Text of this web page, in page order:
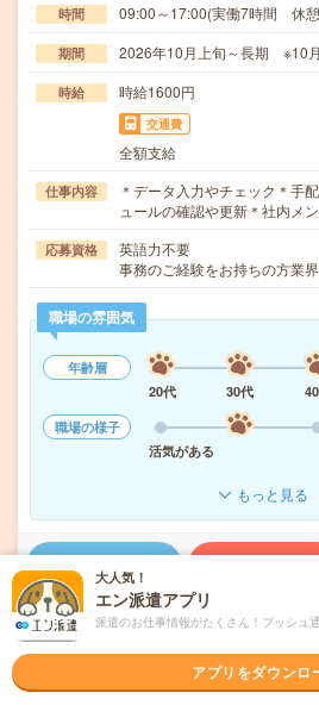
時間 09:00～17:00(実働7時間 休
期間 2026年10月上旬～長期 ※10
時給 時給1600円
交通費
全額支給
仕事内容
＊データ入力やチェック＊手
ュールの確認や更新＊社内メ
応募資格
英語力不要
事務のご経験をお持ちの方業
職場の雰囲気
年齢層
20代
30代
職場の様子
活気がある
もっと見る
気になる!
派遣会社 パーソルテンプスタッフ
大人気！
エン派遣アプリ
派遣のお仕事情報がたくさん！プッシュ
アプリをダウンロ